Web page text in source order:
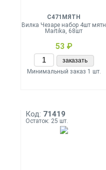
С471МЯТН
Вилка Чезаре набор 4шт мятн
Martika, 68шт
53 ₽
заказать
Минимальный заказ 1 шт.
Код: 71419
Остаток: 25 шт.